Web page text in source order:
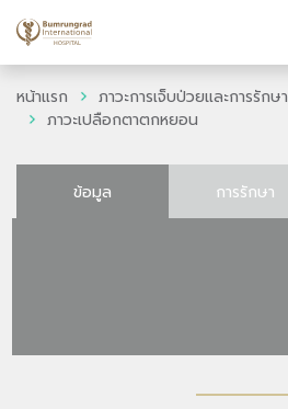
หน้าแรก ภาวะการเจ็บป่วยและการรักษา
ภาวะเปลือกตาตกหยอน
ข้อมูล การรักษา